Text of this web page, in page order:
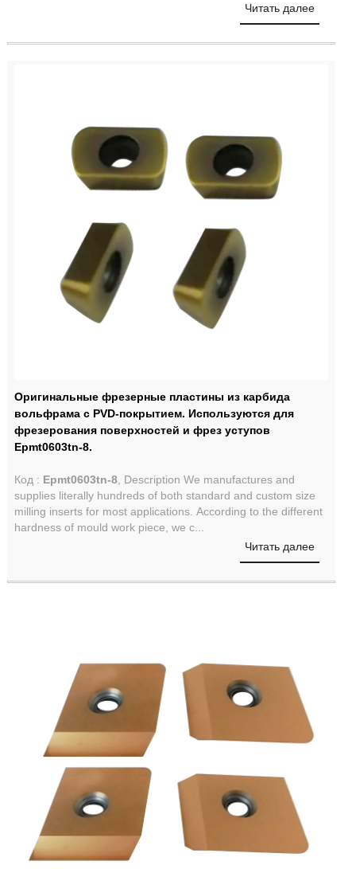
Читать далее
Оригинальные фрезерные пластины из карбида
вольфрама с PVD-покрытием. Используются для
фрезерования поверхностей и фрез уступов
Epmt0603tn-8.
Код : Epmt0603tn-8, Description We manufactures and
supplies literally hundreds of both standard and custom size
milling inserts for most applications. According to the different
hardness of mould work piece, we c...
Читать далее